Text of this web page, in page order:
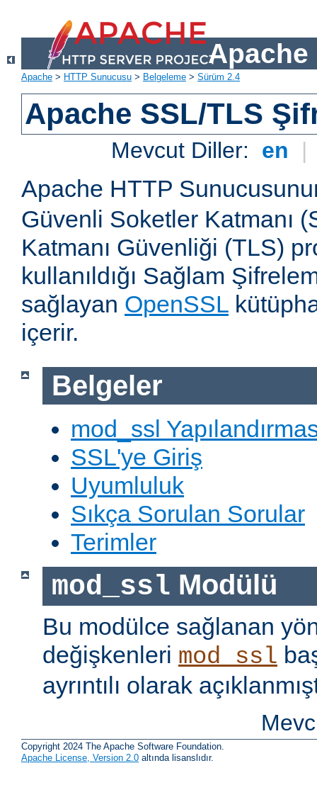
Apache
Apache > HTTP Sunucusu > Belgeleme > Sürüm 2.4
Apache SSL/TLS
Mevcut Diller: en |
Apache HTTP
Güvenli Soketler Katmanı
Katmanı Güvenliği (TLS)
kullanıldığı Sağlam
sağlayan OpenSSL
içerir.
Belgeler
mod_ssl
SSL'ye Giriş
Uyumluluk
Sıkça Sorulan Sorular
Terimler
mod_ssl Modülü
Bu modülce sağlanan
değişkenleri mod_ssl
ayrıntılı olarak
Copyright 2024 The Apache Software Foundation.
Apache License, Version 2.0 altında lisanslıdır.